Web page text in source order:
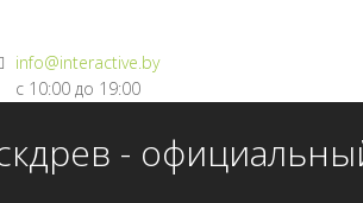
info@interactive.by
с 10:00 до 19:00
-